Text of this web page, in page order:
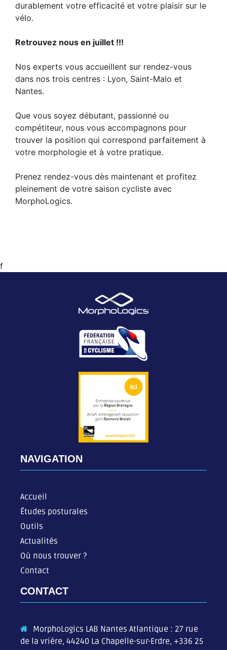
durablement votre efficacité et votre plaisir sur le
vélo.
Retrouvez nous en juillet !!!
Nos experts vous accueillent sur rendez-vous
dans nos trois centres : Lyon, Saint-Malo et
Nantes.
Que vous soyez débutant, passionné ou
compétiteur, nous vous accompagnons pour
trouver la position qui correspond parfaitement à
votre morphologie et à votre pratique.
Prenez rendez-vous dès maintenant et profitez
pleinement de votre saison cycliste avec
MorphoLogics.
f
NAVIGATION
Accueil
Études posturales
Outils
Actualités
Où nous trouver ?
Contact
CONTACT
MorphoLogics LAB Nantes Atlantique : 27 rue
de la vrière, 44240 La Chapelle-sur-Erdre, +336 25